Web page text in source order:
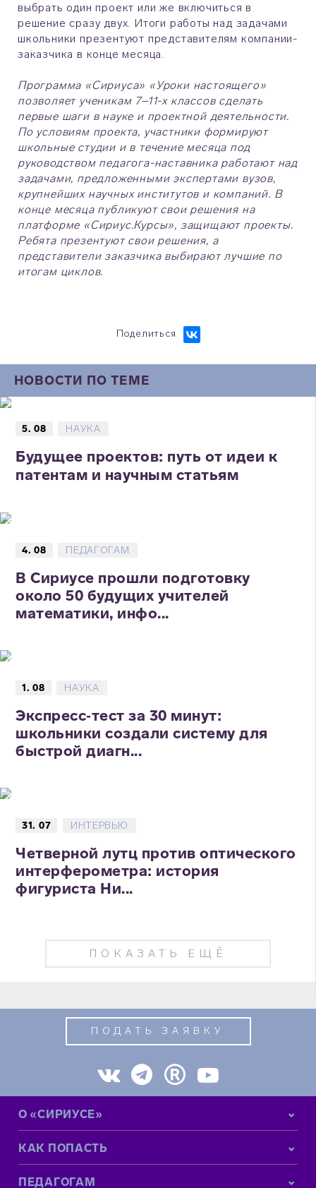
выбрать один проект или же включиться в
решение сразу двух. Итоги работы над задачами
школьники презентуют представителям компании-
заказчика в конце месяца.
Программа «Сириуса» «Уроки настоящего»
позволяет ученикам 7–11-х классов сделать
первые шаги в науке и проектной деятельности.
По условиям проекта, участники формируют
школьные студии и в течение месяца под
руководством педагога-наставника работают над
задачами, предложенными экспертами вузов,
крупнейших научных институтов и компаний. В
конце месяца публикуют свои решения на
платформе «Сириус.Курсы», защищают проекты.
Ребята презентуют свои решения, а
представители заказчика выбирают лучшие по
итогам циклов.
Поделиться
НОВОСТИ ПО ТЕМЕ
5. 08 НАУКА
Будущее проектов: путь от идеи к
патентам и научным статьям
4. 08 ПЕДАГОГАМ
В Сириусе прошли подготовку
около 50 будущих учителей
математики, инфо...
1. 08 НАУКА
Экспресс‑тест за 30 минут:
школьники создали систему для
быстрой диагн...
31. 07 ИНТЕРВЬЮ
Четверной лутц против оптического
интерферометра: история
фигуриста Ни...
ПОКАЗАТЬ ЕЩЁ
ПОДАТЬ ЗАЯВКУ
О «СИРИУСЕ»
КАК ПОПАСТЬ
ПЕДАГОГАМ